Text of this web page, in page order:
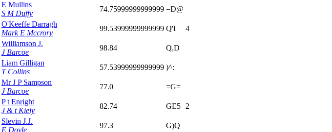
E Mullins
S M Duffy
74.75999999999999 =D@
O'Keeffe Darragh
Mark E Mccrory
99.53999999999999 Q'I 4
Williamson J.
J Barcoe
98.84 Q,D
Liam Gilligan
T Collins
57.53999999999999 )^:
Mr J P Sampson
J Barcoe
77.0 =G=
P t Enright
J & t Kiely
82.74 GE5 2
Slevin J.J.
E Doyle
97.3 G)Q